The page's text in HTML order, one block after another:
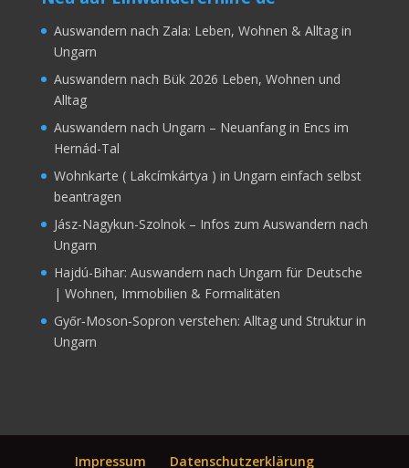
Auswandern nach Zala: Leben, Wohnen & Alltag in
Ungarn
Auswandern nach Bük 2026 Leben, Wohnen und
Alltag
Auswandern nach Ungarn – Neuanfang in Encs im
Hernád-Tal
Wohnkarte ( Lakcímkártya ) in Ungarn einfach selbst
beantragen
Jász-Nagykun-Szolnok – Infos zum Auswandern nach
Ungarn
Hajdú-Bihar: Auswandern nach Ungarn für Deutsche
| Wohnen, Immobilien & Formalitäten
Győr‑Moson‑Sopron verstehen: Alltag und Struktur in
Ungarn
Impressum Datenschutzerklärung